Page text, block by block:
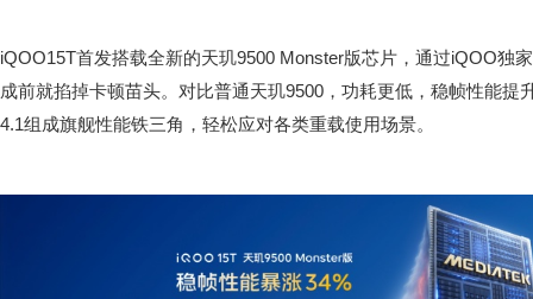
iQOO15T首发搭载全新的天玑9500 Monster版芯片，通过iQOO独
成前就掐掉卡顿苗头。对比普通天玑9500，功耗更低，稳帧性能提
4.1组成旗舰性能铁三角，轻松应对各类重载使用场景。